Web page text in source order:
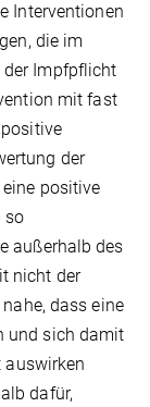
Interventionen
die im
der Impfpflicht
mit fast
der
positive
so
außerhalb des
nicht der
dass eine
und sich damit
dafür,